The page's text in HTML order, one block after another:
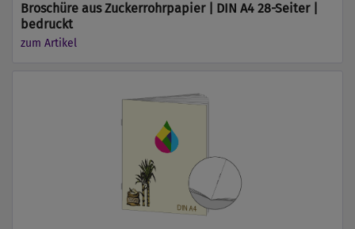
Broschüre aus Zuckerrohrpapier | DIN A4 28-Seiter |
bedruckt
zum Artikel